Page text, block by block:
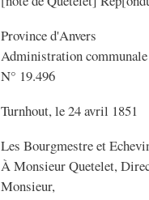
Province d'Anvers
Administration
N° 19.496
Turnhout, le 24 avril 1851
Les Bourgmestre et
À Monsieur Quetelet,
Monsieur,